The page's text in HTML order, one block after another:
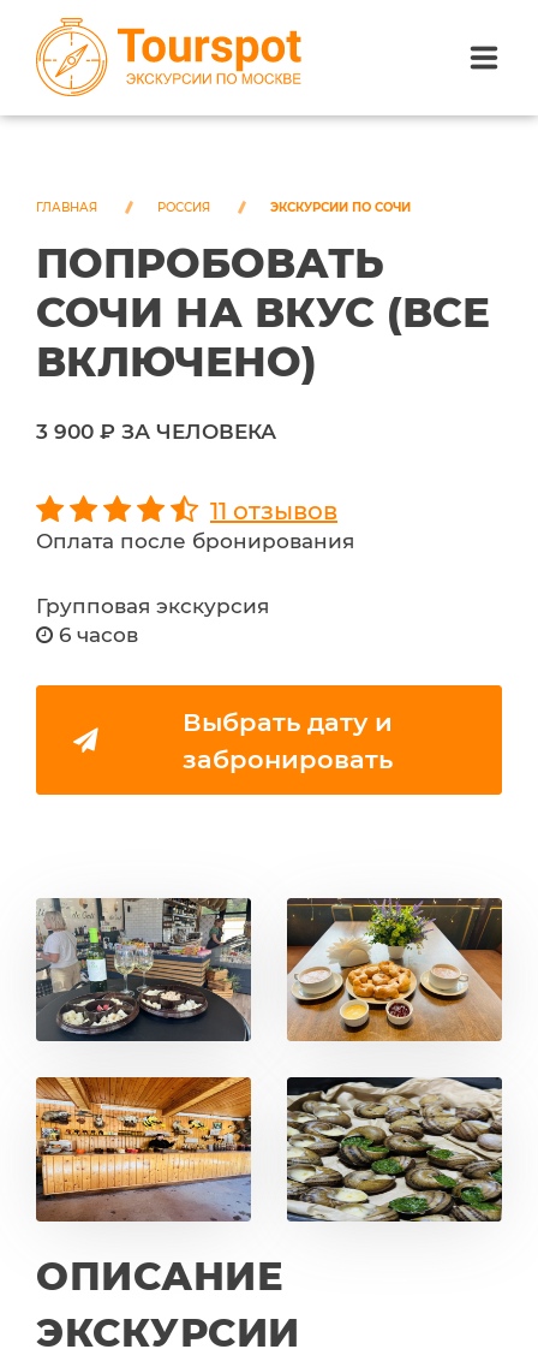
ЭКСКУРСИИ ПО МОСКВЕ
ЭКСКУРСИИ ПО СОЧИ
О НАС
ГЛАВНАЯ РОССИЯ ЭКСКУРСИИ ПО СОЧИ
ПОПРОБОВАТЬ
СОЧИ НА ВКУС (ВСЕ
ВКЛЮЧЕНО)
3 900 ₽ ЗА ЧЕЛОВЕКА
11 отзывов
Оплата после бронирования
Групповая экскурсия
6 часов
Выбрать дату и
забронировать
ОПИСАНИЕ
ЭКСКУРСИИ